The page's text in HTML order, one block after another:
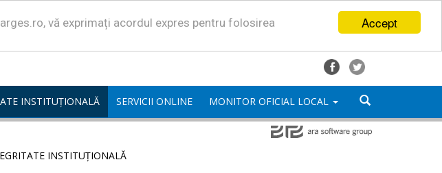
Accept
vă exprimați acordul expres pentru folosirea
INSTITUȚIONALĂ SERVICII ONLINE MONITOR OFICIAL LOCAL
INSTITUȚIONALĂ